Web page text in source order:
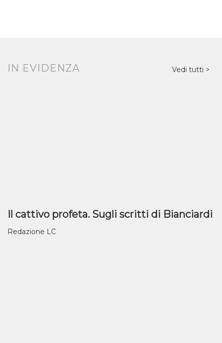
IN EVIDENZA Vedi tutti
Il cattivo profeta. Sugli scritti di Bianciardi
Redazione LC